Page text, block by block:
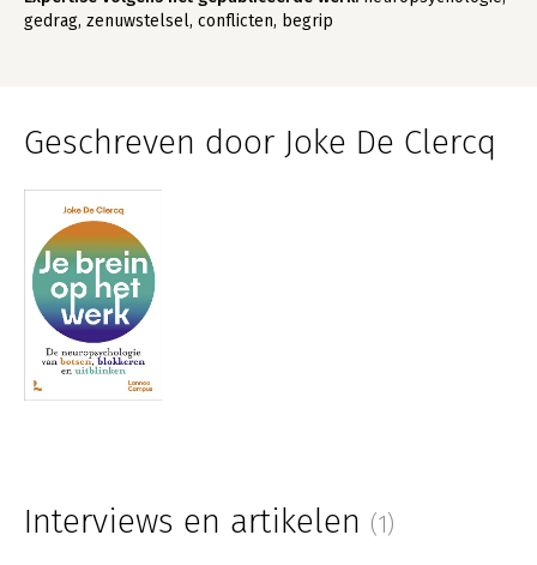
gedrag, zenuwstelsel, conflicten, begrip
Geschreven door Joke De Clercq
Interviews en artikelen (1)